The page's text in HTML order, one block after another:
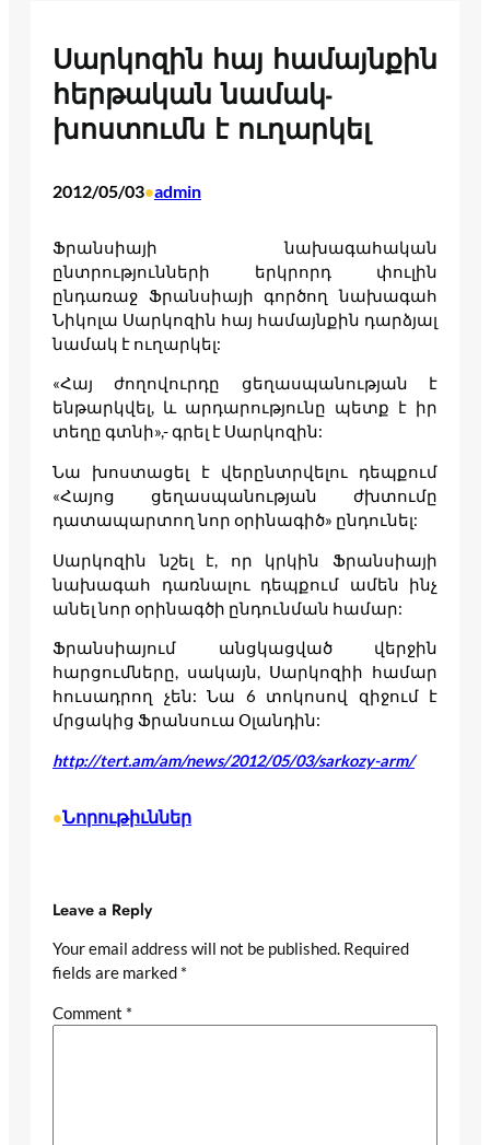
Սարկոզին հայ համայնքին
հերթական նամակ-
խոստումն է ուղարկել
2012/05/03•admin
Ֆրանսիայի նախագահական
ընտրությունների երկրորդ փուլին
ընդառաջ Ֆրանսիայի գործող նախագահ
Նիկոլա Սարկոզին հայ համայնքին դարձյալ
նամակ է ուղարկել:
«Հայ ժողովուրդը ցեղասպանության է
ենթարկվել, և արդարությունը պետք է իր
տեղը գտնի»,- գրել է Սարկոզին:
Նա խոստացել է վերընտրվելու դեպքում
«Հայոց ցեղասպանության ժխտումը
դատապարտող նոր օրինագիծ» ընդունել:
Սարկոզին նշել է, որ կրկին Ֆրանսիայի
նախագահ դառնալու դեպքում ամեն ինչ
անել նոր օրինագծի ընդունման համար:
Ֆրանսիայում անցկացված վերջին
հարցումները, սակայն, Սարկոզիի համար
հուսադրող չեն: Նա 6 տոկոսով զիջում է
մրցակից Ֆրանսուա Օլանդին:
http://tert.am/am/news/2012/05/03/sarkozy-arm/
•Նորութիւններ
Leave a Reply
Your email address will not be published. Required
fields are marked *
Comment *